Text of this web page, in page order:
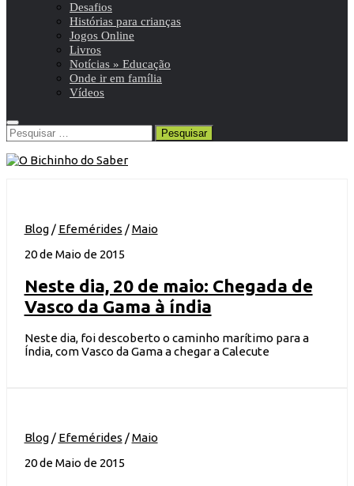
Desafios
Histórias para crianças
Jogos Online
Livros
Notícias » Educação
Onde ir em família
Vídeos
Pesquisar
por:
Blog/ Efemérides /Maio
20 de Maio de 2015
Neste dia, 20 de maio: Chegada de
Vasco da Gama à índia
Neste dia, foi descoberto o caminho marítimo para a
Índia, com Vasco da Gama a chegar a Calecute
Blog/ Efemérides /Maio
20 de Maio de 2015